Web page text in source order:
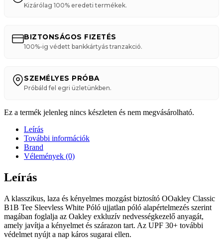
Kizárólag 100% eredeti termékek.
BIZTONSÁGOS FIZETÉS
100%-ig védett bankkártyás tranzakció.
SZEMÉLYES PRÓBA
Próbáld fel egri üzletünkben.
Ez a termék jelenleg nincs készleten és nem megvásárolható.
Leírás
További információk
Brand
Vélemények (0)
Leírás
A klasszikus, laza és kényelmes mozgást biztosító OOakley Classic
B1B Tee Sleevless White Póló ujjatlan póló alapértelmezés szerint
magában foglalja az Oakley exkluzív nedvességkezelő anyagát,
amely javítja a kényelmet és szárazon tart. Az UPF 30+ további
védelmet nyújt a nap káros sugarai ellen.